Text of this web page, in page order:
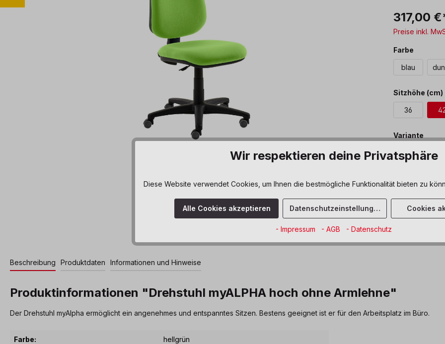
317,00
Preise inkl.
Farbe
blau
Sitzhöhe (cm)
36
Variante
mit Armlehne
Produkt
Sofort
Beschreibung Produktdaten Informationen und Hinweise
Produktinformationen "Drehstuhl myALPHA hoch ohne Armlehne"
Der Drehstuhl myAlpha ermöglicht ein angenehmes und entspanntes Sitzen. Bestens geeignet ist er für den Arbeitsplatz im Büro.
Farbe: hellgrün
Wir respektieren deine Privatsphäre
Diese Website verwendet Cookies, um Ihnen die bestmögliche Funktionalität bieten zu
Alle Cookies akzeptieren Datenschutzeinstellungen Cookies
- Impressum - AGB - Datenschutz